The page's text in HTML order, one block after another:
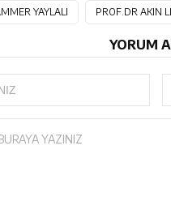
YAYLALI PROF.DR AKIN
YORUM